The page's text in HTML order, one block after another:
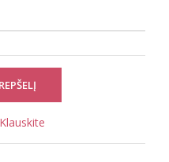
Klauskite